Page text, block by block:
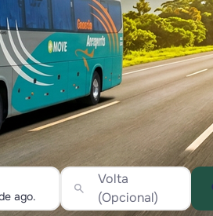
Volta
(Opcional)
search